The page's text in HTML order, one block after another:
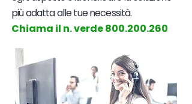
più adatta alle tue necessità.
Chiama il n. verde800.200.260